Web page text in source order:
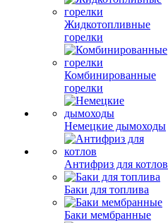
Жидкотопливные
горелки
Комбинированные
горелки
Немецкие дымоходы
Антифриз для котлов
Баки для топлива
Баки мембранные